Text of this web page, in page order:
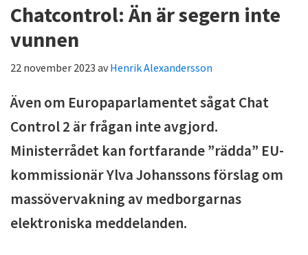
Chatcontrol: Än är segern inte
vunnen
22 november 2023 avHenrik Alexandersson
Även om Europaparlamentet sågat Chat
Control 2 är frågan inte avgjord.
Ministerrådet kan fortfarande ”rädda” EU-
kommissionär Ylva Johanssons förslag om
massövervakning av medborgarnas
elektroniska meddelanden.